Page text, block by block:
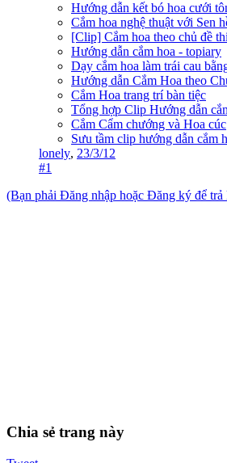
Hướng dẫn kết bó hoa cưới
Cắm hoa nghệ thuật với Sen
[Clip] Cắm hoa theo chủ đề
Hướng dẫn cắm hoa - topiary
Dạy cắm hoa làm trái cau
Hướng dẫn Cắm Hoa theo
Cắm Hoa trang trí bàn tiệc
Tổng hợp Clip Hướng dẫn
Cắm Cẩm chướng và Hoa cúc
Sưu tầm clip hướng dẫn cắm
lonely, 23/3/12
#1
(Bạn phải Đăng nhập hoặc Đăng ký để
Chia sẻ trang này